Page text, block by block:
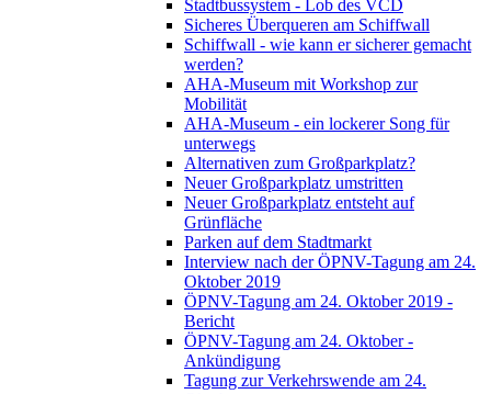
Stadtbussystem - Lob des VCD
Sicheres Überqueren am Schiffwall
Schiffwall - wie kann er sicherer gemacht
werden?
AHA-Museum mit Workshop zur
Mobilität
AHA-Museum - ein lockerer Song für
unterwegs
Alternativen zum Großparkplatz?
Neuer Großparkplatz umstritten
Neuer Großparkplatz entsteht auf
Grünfläche
Parken auf dem Stadtmarkt
Interview nach der ÖPNV-Tagung am 24.
Oktober 2019
ÖPNV-Tagung am 24. Oktober 2019 -
Bericht
ÖPNV-Tagung am 24. Oktober -
Ankündigung
Tagung zur Verkehrswende am 24.